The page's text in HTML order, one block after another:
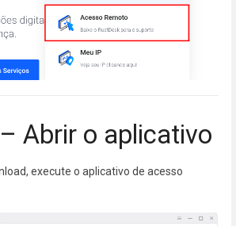
Abrir o aplicativo
execute o aplicativo de acesso